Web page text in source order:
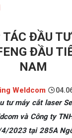
TÁC ĐẦU
ĐẦU
NAM
Weldcom
tư máy cắt laser
và Công ty
2023 tại 285A